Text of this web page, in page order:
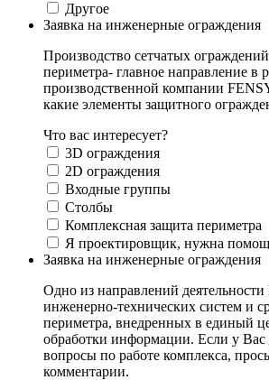
Другое
Заявка на инженерные ограждения
Производство сетчатых
периметра- главное направление в
производственной компании
какие элементы защитного
Что вас интересует?
3D ограждения
2D ограждения
Входные группы
Столбы
Комплексная защита периметра
Я проектировщик, нужна
Заявка на инженерные ограждения
Одно из направлений
инженерно-технических систем и
периметра, внедренных в единый
обработки информации. Если у Вас
вопросы по работе комплекса,
комментарии.